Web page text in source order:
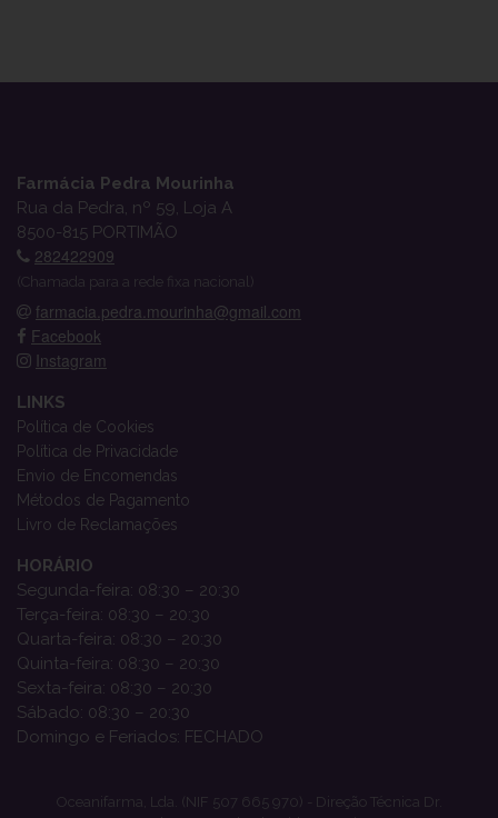
Farmácia Pedra Mourinha
Rua da Pedra, nº 59, Loja A
8500-815 PORTIMÃO
282422909
(Chamada para a rede fixa nacional)
farmacia.pedra.mourinha@gmail.com
Facebook
Instagram
LINKS
Política de Cookies
Política de Privacidade
Envio de Encomendas
Métodos de Pagamento
Livro de Reclamações
HORÁRIO
Segunda-feira: 08:30 – 20:30
Terça-feira: 08:30 – 20:30
Quarta-feira: 08:30 – 20:30
Quinta-feira: 08:30 – 20:30
Sexta-feira: 08:30 – 20:30
Sábado: 08:30 – 20:30
Domingo e Feriados: FECHADO
Oceanifarma, Lda. (NIF 507 665 970) - Direção Técnica Dr.